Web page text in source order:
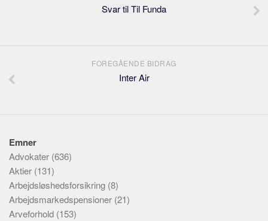
Svar til Til Funda
FOREGÅENDE BIDRAG
Inter Air
Emner
Advokater (636)
Aktier (131)
Arbejdsløshedsforsikring (8)
Arbejdsmarkedspensioner (21)
Arveforhold (153)